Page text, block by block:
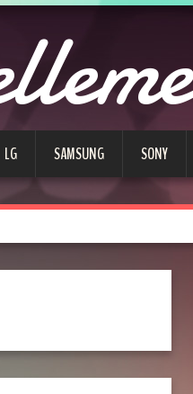
LG SAMSUNG SONY